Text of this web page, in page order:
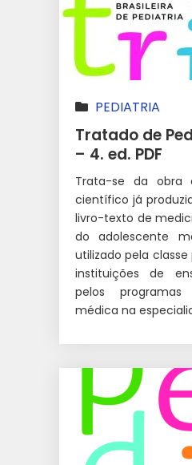
PEDIATRIA
Tratado de
– 4. ed. PDF
Trata-se da obra
científico já
livro-texto de
do adolescente
utilizado pela
instituições de
pelos
médica na